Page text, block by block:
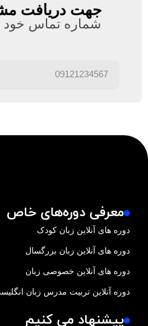
جهت دریافت
شماره تماس خود
معرفی دوره‌های خاص
دوره های آنلاین زبان کودک
دوره های آنلاین زبان بزرگسال
دوره های آنلاین خصوصی زبان
دوره آنلاین تربیت مدرس زبان
پیشنهاد می کنیم